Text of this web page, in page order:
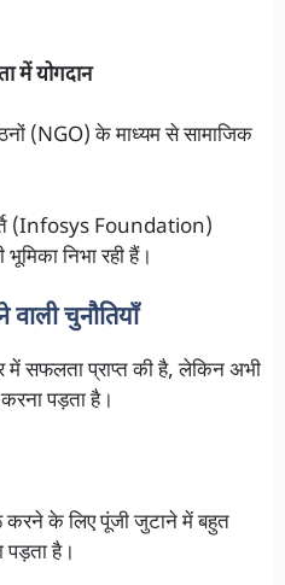
में योगदान
(NGO) के माध्यम से सामाजिक
(Infosys Foundation)
निभा रही हैं।
चुनौतियाँ
में सफलता प्राप्त की है, लेकिन अभी
पड़ता है।
के लिए पूंजी जुटाने में बहुत
पड़ता है।